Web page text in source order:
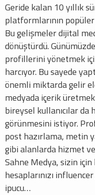
Geride kalan 10 yıllık
platformlarının
Bu gelişmeler dijital
dönüştürdü.
profillerini yönetmek
harcıyor. Bu sayede
önemli miktarda gelir
medyada içerik
bireysel kullanıcılar da
görünmesini istiyor.
post hazırlama, metin
gibi alanlarda hizmet
Sahne Medya, sizin için
hesaplarınızı
ipucu…